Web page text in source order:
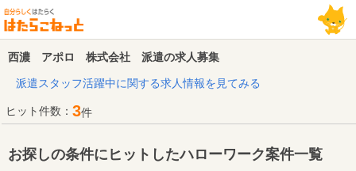
西濃 アポロ 株式会社 派遣の求人募集
派遣スタッフ活躍中に関する求人情報を見てみる
ヒット件数： 3件
お探しの条件にヒットしたハローワーク案件一覧